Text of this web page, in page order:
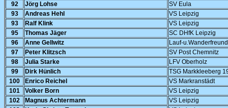
92
Jörg Lohse
SV Eula
93
Andreas Hehl
VS Leipzig
93
Ralf Klink
VS Leipzig
95
Thomas Jäger
SC DHfK Leipzig
96
Anne Gellwitz
Lauf-
97
Peter Klitzsch
SV Post Chemnitz
98
Julia Starke
LFV Oberholz
99
Dirk Hünlich
TSG Markkleeberg
100
Enrico Reichel
VS Markranstädt
101
Volker Born
VS Leipzig
102
Magnus Achtermann
VS Leipzig